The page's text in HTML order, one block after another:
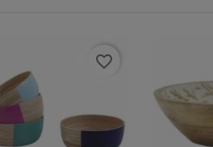
favorite_border